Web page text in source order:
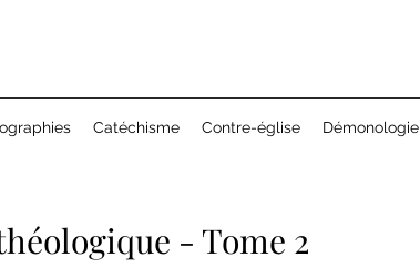
Catéchisme Contre-église Démonologie
- Tome 2